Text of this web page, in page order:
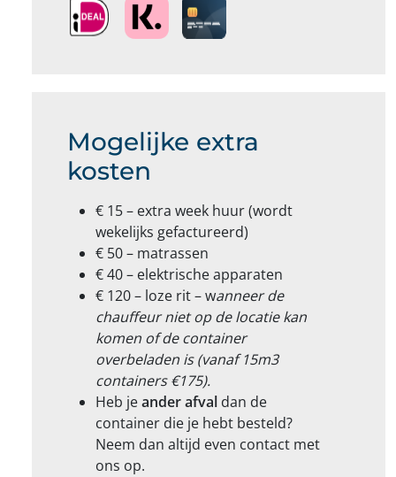
Mogelijke extra
kosten
€ 15 – extra week huur (wordt
wekelijks gefactureerd)
€ 50 – matrassen
€ 40 – elektrische apparaten
€ 120 – loze rit – wanneer de
chauffeur niet op de locatie kan
komen of de container
overbeladen is (vanaf 15m3
containers €175).
Heb jeander afval dan de
container die je hebt besteld?
Neem dan altijd even contact met
ons op.